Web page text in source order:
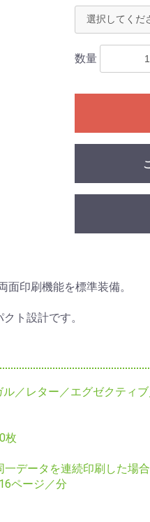
数量
印刷機能を標準装備。
ト設計です。
／レター／エグゼクティ
枚
データを連続印刷した場
ページ／分